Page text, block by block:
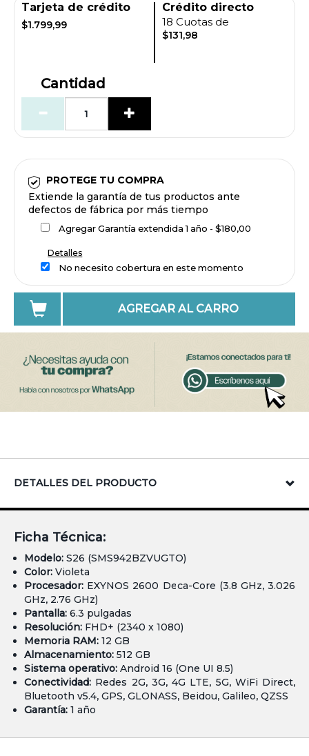
Tarjeta de crédito
$1.799,99
Crédito directo
18 Cuotas de
$131,98
Cantidad
PROTEGE TU COMPRA
Extiende la garantía de tus productos ante
defectos de fábrica por más tiempo
Agregar Garantía extendida 1 año - $180,00
Detalles
No necesito cobertura en este momento
AGREGAR AL CARRO
DETALLES DEL PRODUCTO
Ficha Técnica:
Modelo: S26 (SMS942BZVUGTO)
Color: Violeta
Procesador: EXYNOS 2600 Deca-Core (3.8 GHz, 3.026
GHz, 2.76 GHz)
Pantalla: 6.3 pulgadas
Resolución: FHD+ (2340 x 1080)
Memoria RAM: 12 GB
Almacenamiento: 512 GB
Sistema operativo: Android 16 (One UI 8.5)
Conectividad: Redes 2G, 3G, 4G LTE, 5G, WiFi Direct,
Bluetooth v5.4, GPS, GLONASS, Beidou, Galileo, QZSS
Garantía: 1 año